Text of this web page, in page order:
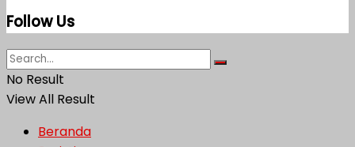
Follow Us
No Result
View All Result
Beranda